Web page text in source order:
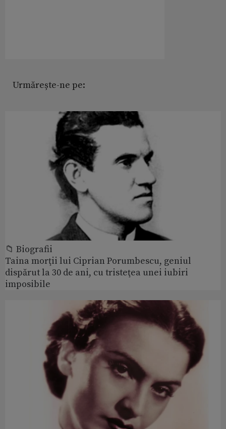
Urmărește-ne pe:
📁 Biografii
Taina morţii lui Ciprian Porumbescu, geniul
dispărut la 30 de ani, cu tristeţea unei iubiri
imposibile